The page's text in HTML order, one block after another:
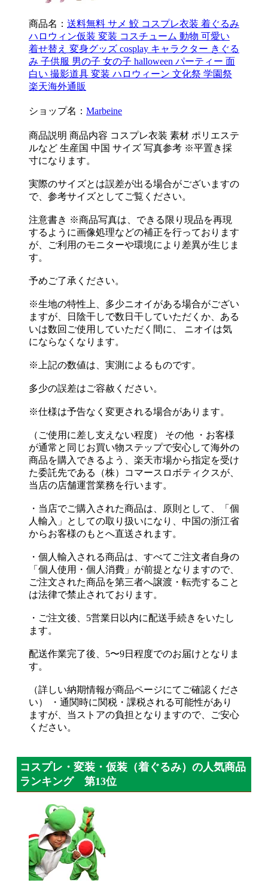
商品名： 送料無料 サメ 鮫 コスプレ衣装 着ぐるみ
ハロウィン仮装 変装 コスチューム 動物 可愛い
着せ替え 変身グッズ cosplay キャラクター きぐる
み 子供服 男の子 女の子 halloween パーティー 面
白い 撮影道具 変装 ハロウィーン 文化祭 学園祭
楽天海外通販
ショップ名： Marbeine
商品説明 商品内容 コスプレ衣装 素材 ポリエステ
ルなど 生産国 中国 サイズ 写真参考 ※平置き採
寸になります。
実際のサイズとは誤差が出る場合がございますの
で、参考サイズとしてご覧ください。
注意書き ※商品写真は、できる限り現品を再現
するように画像処理などの補正を行っております
が、ご利用のモニターや環境により差異が生じま
す。
予めご了承ください。
※生地の特性上、多少ニオイがある場合がござい
ますが、日陰干しで数日干していただくか、ある
いは数回ご使用していただく間に、 ニオイは気
にならなくなります。
※上記の数値は、実測によるものです。
多少の誤差はご容赦ください。
※仕様は予告なく変更される場合があります。
（ご使用に差し支えない程度） その他 ・お客様
が通常と同じお買い物ステップで安心して海外の
商品を購入できるよう、楽天市場から指定を受け
た委託先である（株）コマースロボティクスが、
当店の店舗運営業務を行います。
・当店でご購入された商品は、原則として、「個
人輸入」としての取り扱いになり、中国の浙江省
からお客様のもとへ直送されます。
・個人輸入される商品は、すべてご注文者自身の
「個人使用・個人消費」が前提となりますので、
ご注文された商品を第三者へ譲渡・転売すること
は法律で禁止されております。
・ご注文後、5営業日以内に配送手続きをいたし
ます。
配送作業完了後、5〜9日程度でのお届けとなりま
す。
（詳しい納期情報が商品ページにてご確認くださ
い） ・通関時に関税・課税される可能性があり
ますが、当ストアの負担となりますので、ご安心
ください。
コスプレ・変装・仮装（着ぐるみ）の人気商品
ランキング 第13位